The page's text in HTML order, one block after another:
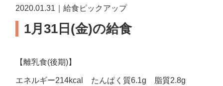
2020.01.31｜給食ピックアップ
1月31日(金)の給食
【離乳食(後期)】
エネルギー214kcal たんぱく質6.1g 脂質2.8g